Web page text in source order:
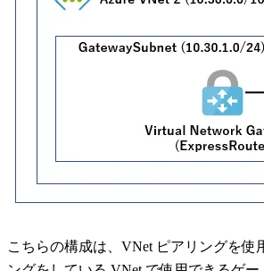
こちらの構成は、VNet ピアリングを使